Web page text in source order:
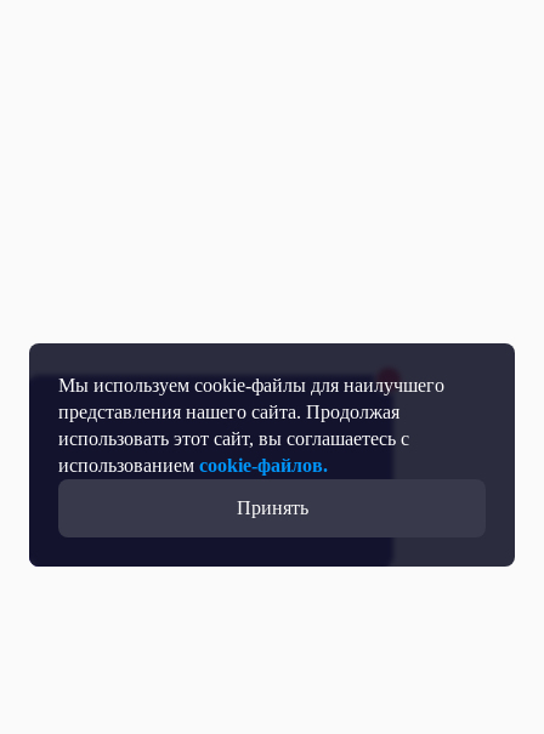
Мы используем cookie-файлы для наилучшего
представления нашего сайта. Продолжая
использовать этот сайт, вы соглашаетесь с
использованием cookie-файлов.
Принять